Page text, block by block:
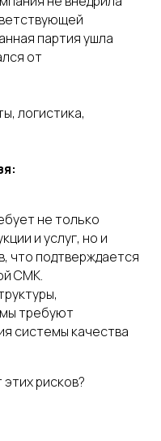
партия ушла
от
логистика,
не только
и услуг, но и
что подтверждается
СМК.
требуют
системы качества
рисков?